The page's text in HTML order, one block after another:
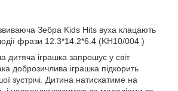
Зебра Kids Hits вуха клацають
фрази 12.3*14.2*6.4 (KH10/004 )
дитяча іграшка запрошує у світ
доброзичлива іграшка підкорить
зустрічі. Дитина натискатиме на